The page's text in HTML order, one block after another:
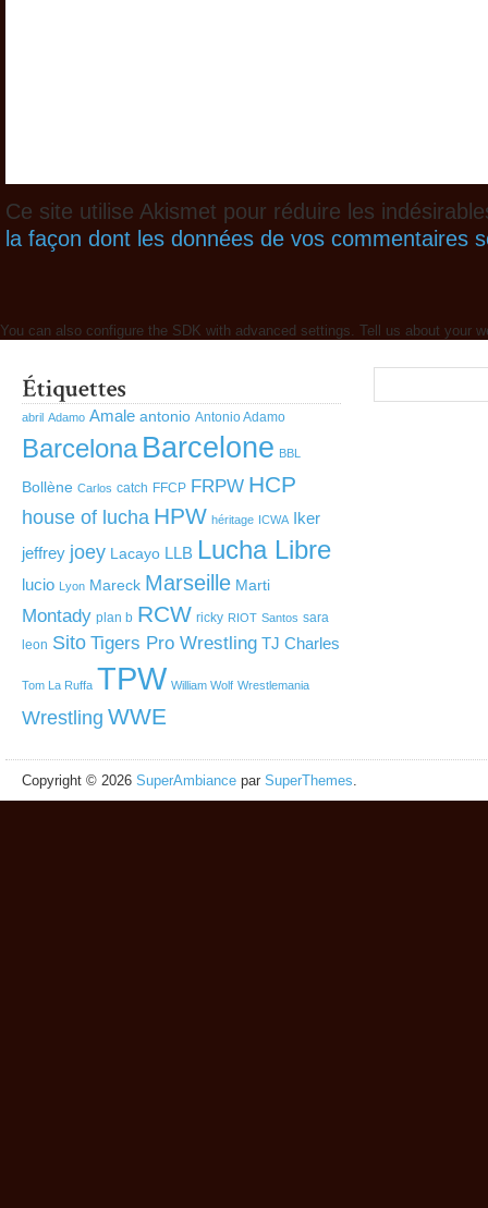
Ce site utilise Akismet pour réduire les
la façon dont les données de vos commentaires
You can also configure the SDK with advanced settings. Tell us about your
abril Adamo Amale antonio Antonio Adamo
Barcelona Barcelone BBL
Bollène Carlos catch FFCP FRPW HCP
house of lucha HPW héritage ICWA Iker
jeffrey joey Lacayo LLB Lucha Libre
lucio Lyon Mareck Marseille Marti
Montady plan b RCW ricky RIOT Santos sara
leon Sito Tigers Pro Wrestling TJ Charles
Tom La Ruffa TPW William Wolf Wrestlemania
Wrestling WWE
Copyright © 2026 SuperAmbiance par SuperThemes